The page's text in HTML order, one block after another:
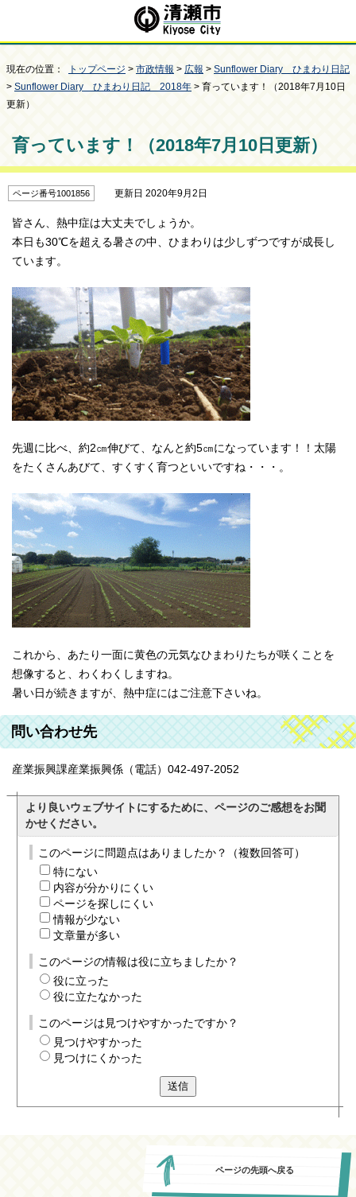
現在の位置： トップページ > 市政情報 > 広報 > Sunflower Diary ひまわり日記
> Sunflower Diary ひまわり日記 2018年 > 育っています！（2018年7月10日
更新）
育っています！（2018年7月10日更新）
ページ番号1001856 更新日 2020年9月2日
皆さん、熱中症は大丈夫でしょうか。
本日も30℃を超える暑さの中、ひまわりは少しずつですが成長し
ています。
先週に比べ、約2㎝伸びて、なんと約5㎝になっています！！太陽
をたくさんあびて、すくすく育つといいですね・・・。
これから、あたり一面に黄色の元気なひまわりたちが咲くことを
想像すると、わくわくしますね。
暑い日が続きますが、熱中症にはご注意下さいね。
問い合わせ先
産業振興課産業振興係（電話）042-497-2052
より良いウェブサイトにするために、ページのご感想をお聞
かせください。
このページに問題点はありましたか？（複数回答可）
特にない
内容が分かりにくい
ページを探しにくい
情報が少ない
文章量が多い
このページの情報は役に立ちましたか？
役に立った
役に立たなかった
このページは見つけやすかったですか？
見つけやすかった
見つけにくかった
送信
ページの先頭へ戻る